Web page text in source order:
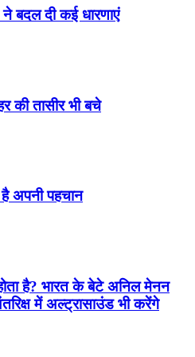
बदल दी कई धारणाएं
की तासीर भी बचे
अपनी पहचान
है? भारत के बेटे अनिल मेनन
में अल्ट्रासाउंड भी करेंगे